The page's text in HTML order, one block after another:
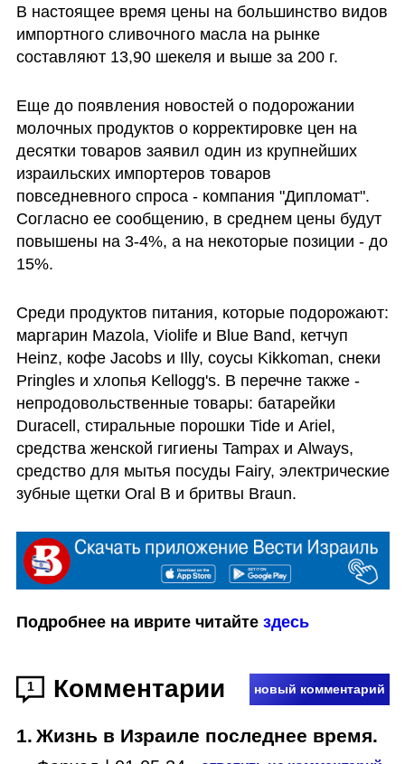
В настоящее время цены на большинство видов
импортного сливочного масла на рынке
составляют 13,90 шекеля и выше за 200 г.
Еще до появления новостей о подорожании
молочных продуктов о корректировке цен на
десятки товаров заявил один из крупнейших
израильских импортеров товаров
повседневного спроса - компания "Дипломат".
Согласно ее сообщению, в среднем цены будут
повышены на 3-4%, а на некоторые позиции - до
15%.
Среди продуктов питания, которые подорожают:
маргарин Mazola, Violife и Blue Band, кетчуп
Heinz, кофе Jacobs и Illy, соусы Kikkoman, снеки
Pringles и хлопья Kellogg's. В перечне также -
непродовольственные товары: батарейки
Duracell, стиральные порошки Tide и Ariel,
средства женской гигиены Tampax и Always,
средство для мытья посуды Fairy, электрические
зубные щетки Oral B и бритвы Braun.
Подробнее на иврите читайте здесь
1 Комментарии новый комментарий
1. Жизнь в Израиле последнее время.